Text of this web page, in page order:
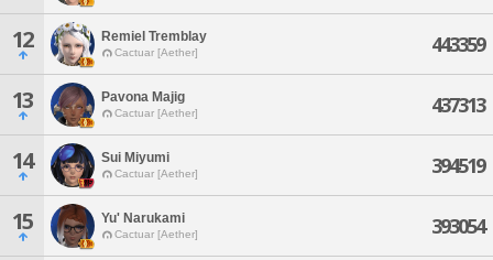
12 Remiel Tremblay
Cactuar [Aether] 443359
13 Pavona Majig
Cactuar [Aether] 437313
14 Sui Miyumi
Cactuar [Aether] 394519
15 Yu' Narukami
Cactuar [Aether] 393054